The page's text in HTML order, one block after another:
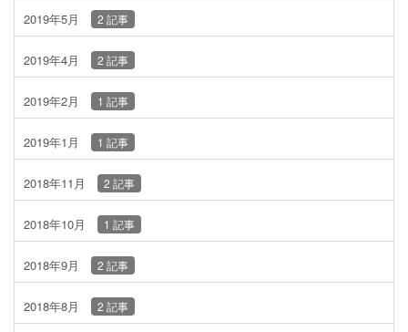
2019年5月 2 記事
2019年4月 2 記事
2019年2月 1 記事
2019年1月 1 記事
2018年11月 2 記事
2018年10月 1 記事
2018年9月 2 記事
2018年8月 2 記事